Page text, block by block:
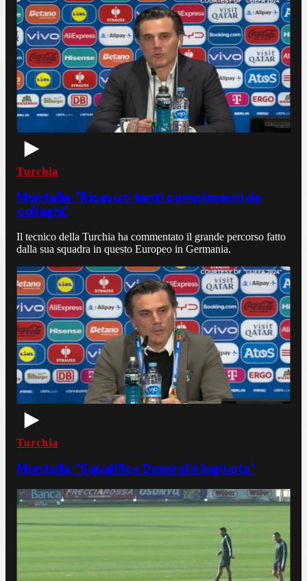
Turchia
Montella: "Ricevuti tanti complimenti da
colleghi"
Il tecnico della Turchia ha commentato il grande percorso fatto
dalla sua squadra in questo Europeo in Germania.
Turchia
Montella: "Squalifica Demiral è ingiusta"